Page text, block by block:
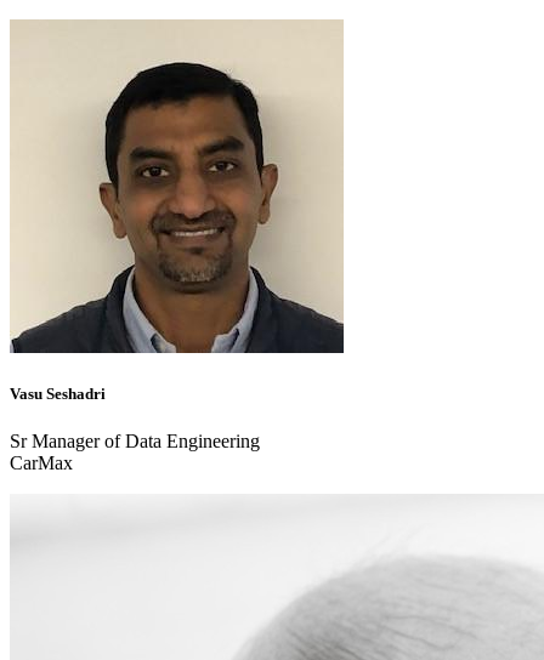
Vasu Seshadri
Sr Manager of Data Engineering
CarMax